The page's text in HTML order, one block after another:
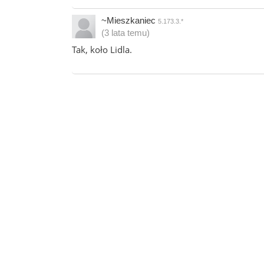
~Mieszkaniec 5.173.3.*
(3 lata temu)
Tak, koło Lidla.